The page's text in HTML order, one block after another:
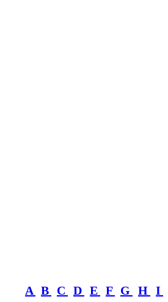
A B C D E F G H I